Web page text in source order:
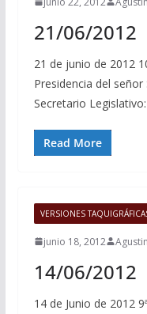
21/06/2012
21 de junio de 2012
Presidencia del señor
Secretario
Read More
VERSIONES
junio 18, 2012
14/06/2012
14 de Junio de 2012